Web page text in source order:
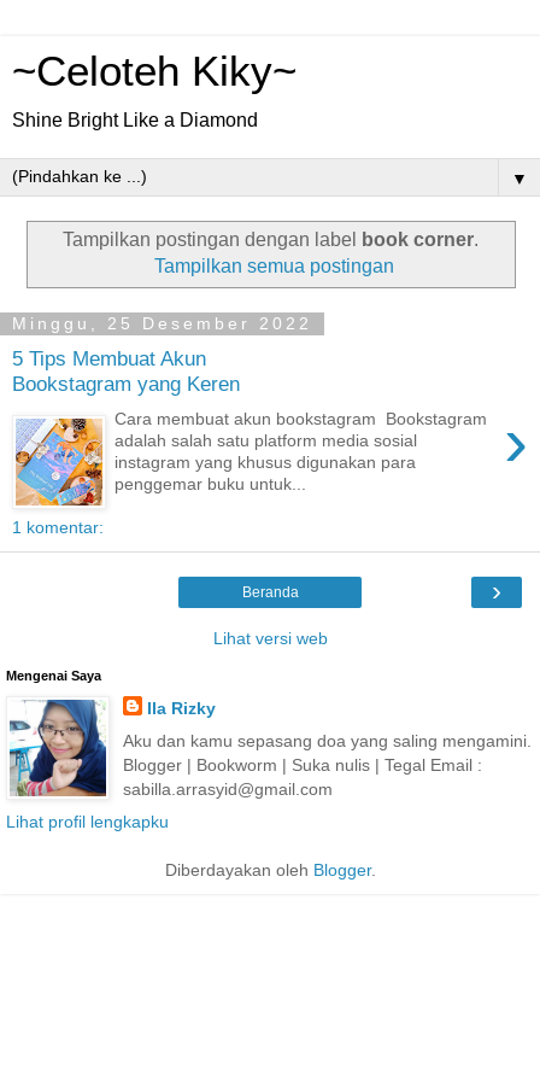
~Celoteh Kiky~
Shine Bright Like a Diamond
▼
Tampilkan postingan dengan label book corner.
Tampilkan semua postingan
Minggu, 25 Desember 2022
5 Tips Membuat Akun
Bookstagram yang Keren
›
Cara membuat akun bookstagram Bookstagram
adalah salah satu platform media sosial
instagram yang khusus digunakan para
penggemar buku untuk...
1 komentar:
›
Beranda
Lihat versi web
Mengenai Saya
Ila Rizky
Aku dan kamu sepasang doa yang saling mengamini.
Blogger | Bookworm | Suka nulis | Tegal Email :
sabilla.arrasyid@gmail.com
Lihat profil lengkapku
Diberdayakan oleh Blogger.